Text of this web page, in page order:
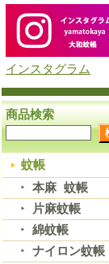
インスタグラム
商品検索
蚊帳
本麻 蚊帳
片麻蚊帳
綿蚊帳
ナイロン蚊帳